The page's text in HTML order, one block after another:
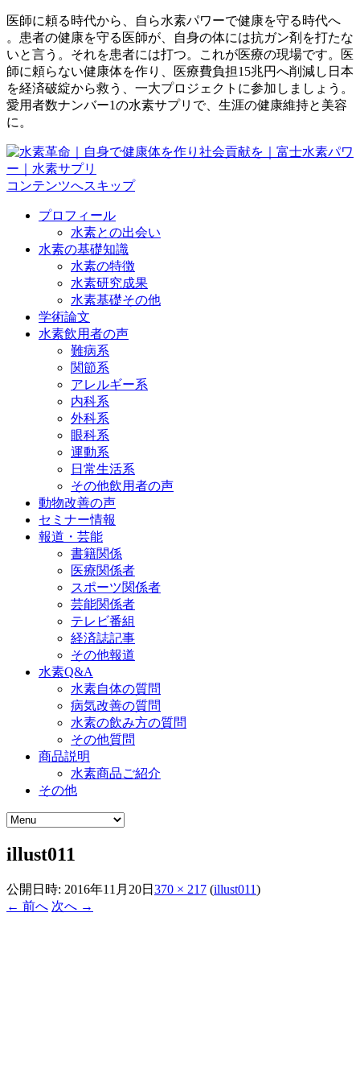
医師に頼る時代から、自ら水素パワーで健康を守る時代へ
。患者の健康を守る医師が、自身の体には抗ガン剤を打たな
いと言う。それを患者には打つ。これが医療の現場です。医
師に頼らない健康体を作り、医療費負担15兆円へ削減し日本
を経済破綻から救う、一大プロジェクトに参加しましょう。
愛用者数ナンバー1の水素サプリで、生涯の健康維持と美容
に。
コンテンツへスキップ
プロフィール
水素との出会い
水素の基礎知識
水素の特徴
水素研究成果
水素基礎その他
学術論文
水素飲用者の声
難病系
関節系
アレルギー系
内科系
外科系
眼科系
運動系
日常生活系
その他飲用者の声
動物改善の声
セミナー情報
報道・芸能
書籍関係
医療関係者
スポーツ関係者
芸能関係者
テレビ番組
経済誌記事
その他報道
水素Q&A
水素自体の質問
病気改善の質問
水素の飲み方の質問
その他質問
商品説明
水素商品ご紹介
その他
illust011
公開日時: 2016年11月20日 370 × 217 (illust011)
← 前へ 次へ →